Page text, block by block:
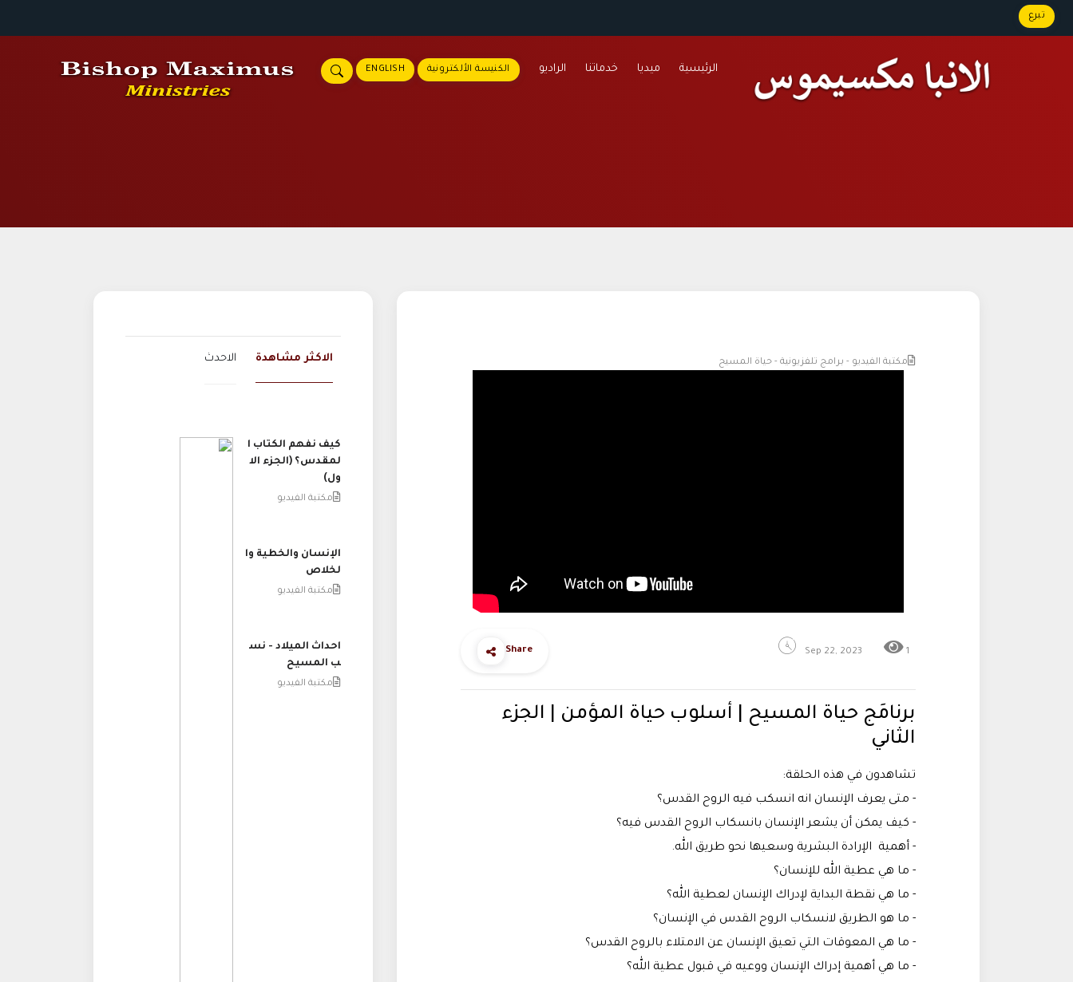
تبرع
ENGLISH الكنيسة الألكترونية الراديو خدماتنا ميديا الرئيسية
مكتبة الفيديو - برامج تلفزيونية - حياة المسيح
Sep 22, 2023 1
Share
برنامَج حياة المسيح | أسلوب حياة المؤمن | الجزء
الثاني
تشاهدون في هذه الحلقة:
- متى يعرف الإنسان انه انسكب فيه الروح القدس؟
- كيف يمكن أن يشعر الإنسان بانسكاب الروح القدس فيه؟
- أهمية الإرادة البشرية وسعيها نحو طريق الله.
- ما هي عطية الله للإنسان؟
- ما هي نقطة البداية لإدراك الإنسان لعطية الله؟
- ما هو الطريق لانسكاب الروح القدس في الإنسان؟
- ما هي المعوقات التي تعيق الإنسان عن الامتلاء بالروح القدس؟
- ما هي أهمية إدراك الإنسان ووعيه في قبول عطية الله؟
الاكثر مشاهدة الاحدث
كيف نفهم الكتاب ا
لمقدس؟ (الجزء الا
ول)
مكتبة الفيديو
الإنسان والخطية وا
لخلاص
مكتبة الفيديو
احداث الميلاد - نس
ب المسيح
مكتبة الفيديو